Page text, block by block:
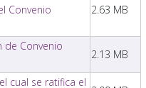
Convenio
2.63 MB
de Convenio
2.13 MB
cual se ratifica el